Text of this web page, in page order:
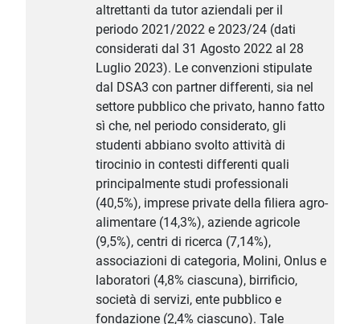
altrettanti da tutor aziendali per il
periodo 2021/2022 e 2023/24 (dati
considerati dal 31 Agosto 2022 al 28
Luglio 2023). Le convenzioni stipulate
dal DSA3 con partner differenti, sia nel
settore pubblico che privato, hanno fatto
sì che, nel periodo considerato, gli
studenti abbiano svolto attività di
tirocinio in contesti differenti quali
principalmente studi professionali
(40,5%), imprese private della filiera agro-
alimentare (14,3%), aziende agricole
(9,5%), centri di ricerca (7,14%),
associazioni di categoria, Molini, Onlus e
laboratori (4,8% ciascuna), birrificio,
società di servizi, ente pubblico e
fondazione (2,4% ciascuno). Tale